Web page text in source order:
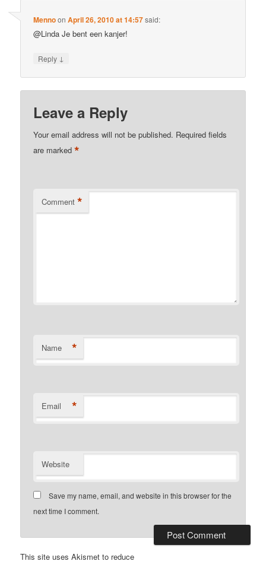
MennoonApril 26, 2010 at 14:57said:
@Linda Je bent een kanjer!
Reply ↓
Leave a Reply
Your email address will not be published. Required fields
are marked*
Comment *
Name *
Email *
Website
Save my name, email, and website in this browser for the
next time I comment.
This site uses Akismet to reduce